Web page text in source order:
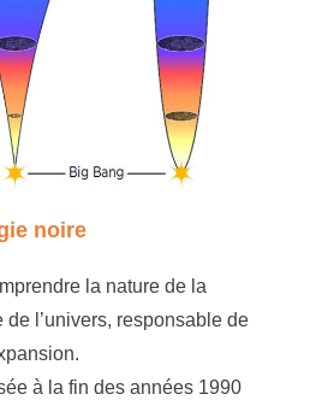
noire
la nature de la
l’univers, responsable de
à la fin des années 1990